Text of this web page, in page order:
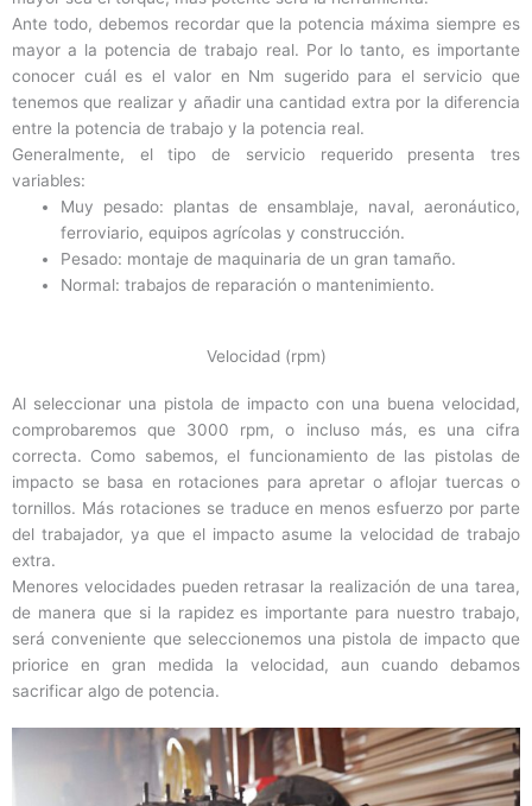
Ante todo, debemos recordar que la potencia máxima siempre es
mayor a la potencia de trabajo real. Por lo tanto, es importante
conocer cuál es el valor en Nm sugerido para el servicio que
tenemos que realizar y añadir una cantidad extra por la diferencia
entre la potencia de trabajo y la potencia real.
Generalmente, el tipo de servicio requerido presenta tres
variables:
Muy pesado: plantas de ensamblaje, naval, aeronáutico,
ferroviario, equipos agrícolas y construcción.
Pesado: montaje de maquinaria de un gran tamaño.
Normal: trabajos de reparación o mantenimiento.
Velocidad (rpm)
Al seleccionar una pistola de impacto con una buena velocidad,
comprobaremos que 3000 rpm, o incluso más, es una cifra
correcta. Como sabemos, el funcionamiento de las pistolas de
impacto se basa en rotaciones para apretar o aflojar tuercas o
tornillos. Más rotaciones se traduce en menos esfuerzo por parte
del trabajador, ya que el impacto asume la velocidad de trabajo
extra.
Menores velocidades pueden retrasar la realización de una tarea,
de manera que si la rapidez es importante para nuestro trabajo,
será conveniente que seleccionemos una pistola de impacto que
priorice en gran medida la velocidad, aun cuando debamos
sacrificar algo de potencia.